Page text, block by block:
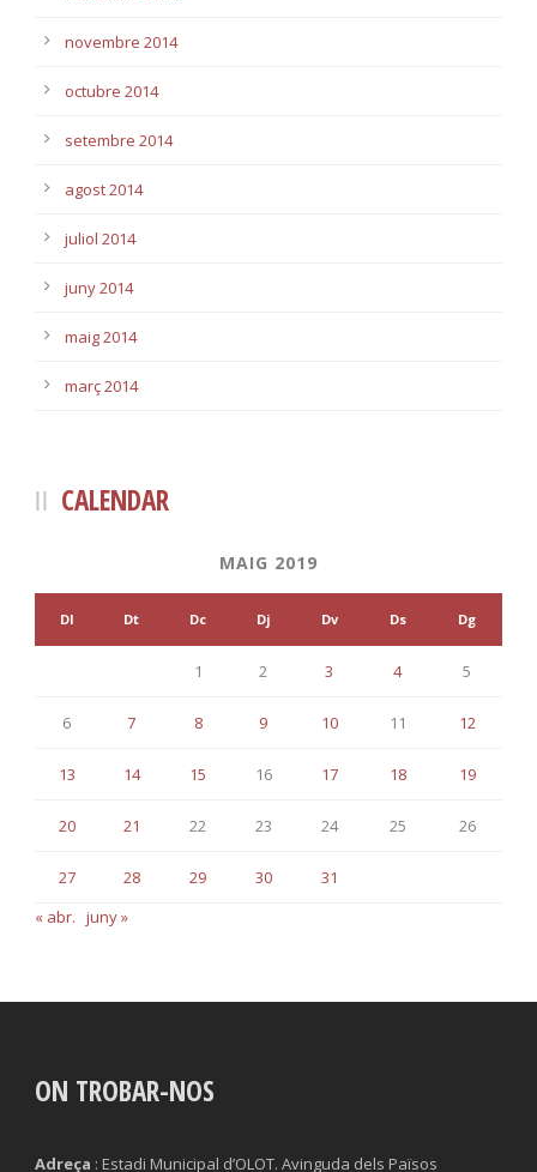
novembre 2014
octubre 2014
setembre 2014
agost 2014
juliol 2014
juny 2014
maig 2014
març 2014
CALENDAR
MAIG 2019
Dl Dt Dc Dj Dv Ds Dg
1 2 3 4 5
6 7 8 9 10 11 12
13 14 15 16 17 18 19
20 21 22 23 24 25 26
27 28 29 30
31
« abr. juny »
ON TROBAR-NOS
Adreça : Estadi Municipal d’OLOT. Avinguda dels Països